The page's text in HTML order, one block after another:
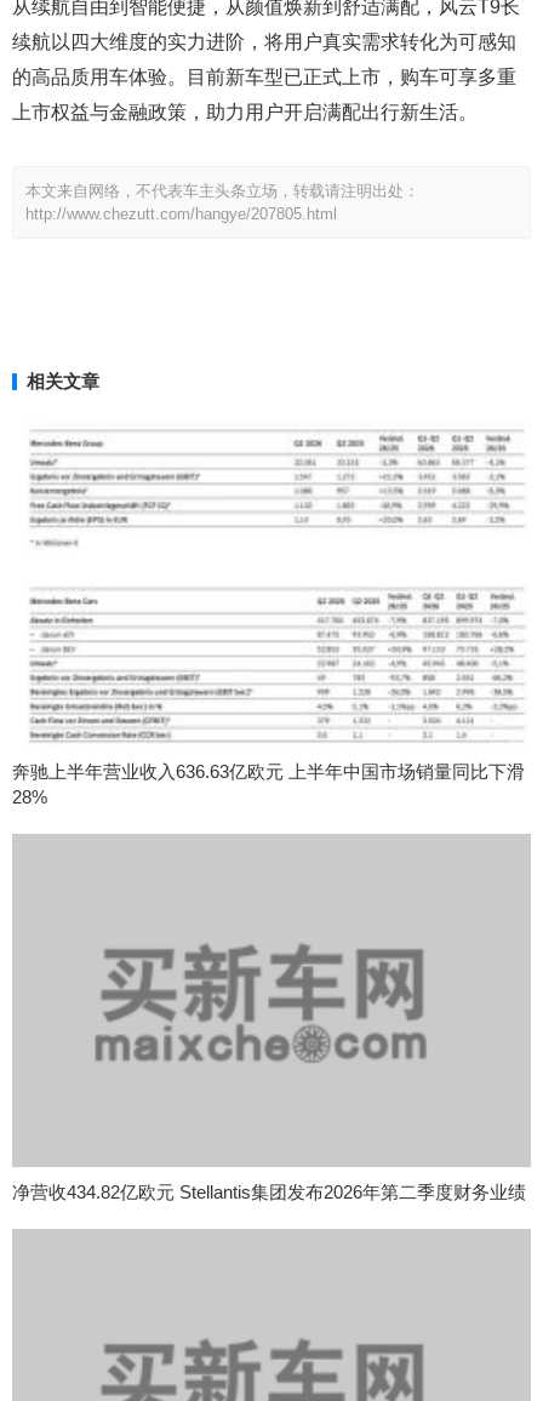
从续航自由到智能便捷，从颜值焕新到舒适满配，风云T9长
续航以四大维度的实力进阶，将用户真实需求转化为可感知
的高品质用车体验。目前新车型已正式上市，购车可享多重
上市权益与金融政策，助力用户开启满配出行新生活。
本文来自网络，不代表车主头条立场，转载请注明出处：
http://www.chezutt.com/hangye/207805.html
相关文章
奔驰上半年营业收入636.63亿欧元 上半年中国市场销量同比下滑
28%
净营收434.82亿欧元 Stellantis集团发布2026年第二季度财务业绩